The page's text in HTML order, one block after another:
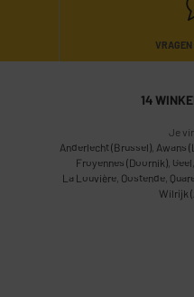
14
Je
Anderlecht (Brussel), Awans
Froyennes (Doornik), Geel,
La Louvière, Oostende,
Wilrijk